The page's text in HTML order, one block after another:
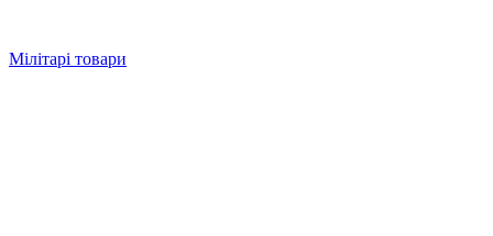
Мілітарі товари